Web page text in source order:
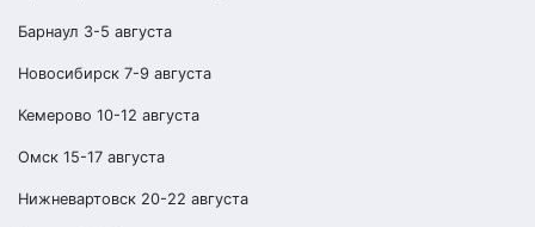
Барнаул 3-5 августа
Новосибирск 7-9 августа
Кемерово 10-12 августа
Омск 15-17 августа
Нижневартовск 20-22 августа